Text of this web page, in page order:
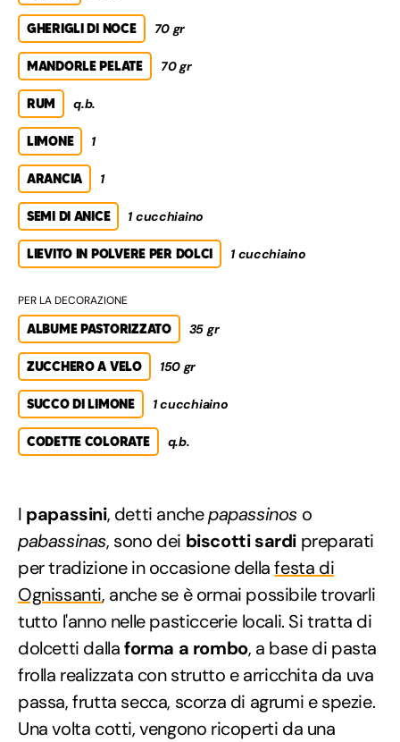
GHERIGLI DI NOCE 70 gr
MANDORLE PELATE 70 gr
RUM q.b.
LIMONE 1
ARANCIA 1
SEMI DI ANICE 1 cucchiaino
LIEVITO IN POLVERE PER DOLCI 1 cucchiaino
PER LA DECORAZIONE
ALBUME PASTORIZZATO 35 gr
ZUCCHERO A VELO 150 gr
SUCCO DI LIMONE 1 cucchiaino
CODETTE COLORATE q.b.
I papassini, detti anchepapassinos o
pabassinas, sono dei biscotti sardi preparati
per tradizione in occasione dellafesta di
Ognissanti, anche se è ormai possibile trovarli
tutto l'anno nelle pasticcerie locali. Si tratta di
dolcetti dallaforma a rombo, a base di pasta
frolla realizzata con strutto e arricchita da uva
passa, frutta secca, scorza di agrumi e spezie.
Una volta cotti, vengono ricoperti da una